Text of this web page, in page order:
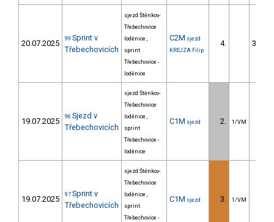
20.07.2025 99 Sprint v
Třebechovicích
sjezd Štěnkov-
Třebechovice
loděnice ,
sprint
Třebechovice -
loděnice
C2M sjezd
KREJZA Filip
4.
19.07.2025 96 Sjezd v
Třebechovicích
sjezd Štěnkov-
Třebechovice
loděnice ,
sprint
Třebechovice -
loděnice
C1M sjezd 2. 1/VM
19.07.2025 97 Sprint v
Třebechovicích
sjezd Štěnkov-
Třebechovice
loděnice ,
sprint
Třebechovice -
C1M sjezd 3. 1/VM